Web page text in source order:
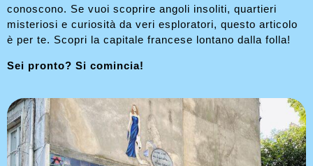
conoscono. Se vuoi scoprire angoli insoliti, quartieri
misteriosi e curiosità da veri esploratori, questo articolo
è per te. Scopri la capitale francese lontano dalla folla!
Sei pronto? Si comincia!